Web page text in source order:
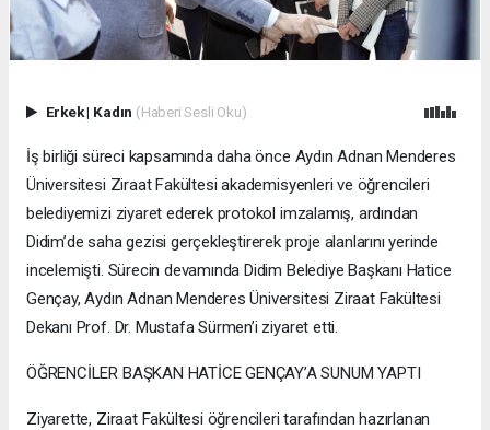
Erkek| Kadın (Haberi Sesli Oku)
İş birliği süreci kapsamında daha önce Aydın Adnan Menderes
Üniversitesi Ziraat Fakültesi akademisyenleri ve öğrencileri
belediyemizi ziyaret ederek protokol imzalamış, ardından
Didim’de saha gezisi gerçekleştirerek proje alanlarını yerinde
incelemişti. Sürecin devamında Didim Belediye Başkanı Hatice
Gençay, Aydın Adnan Menderes Üniversitesi Ziraat Fakültesi
Dekanı Prof. Dr. Mustafa Sürmen’i ziyaret etti.
ÖĞRENCİLER BAŞKAN HATİCE GENÇAY’A SUNUM YAPTI
Ziyarette, Ziraat Fakültesi öğrencileri tarafından hazırlanan